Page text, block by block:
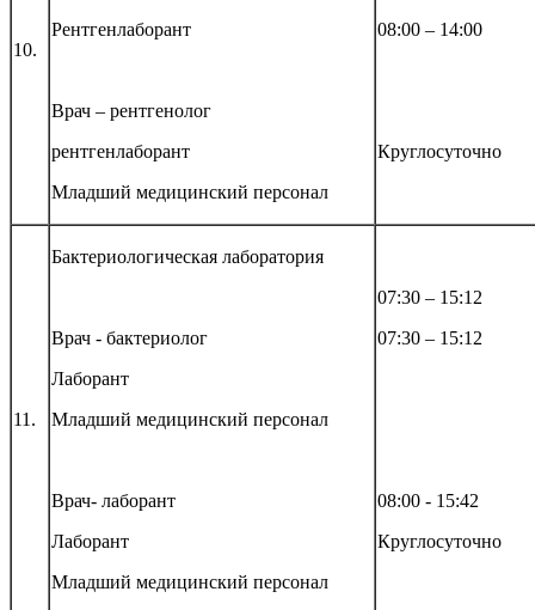
10.
Рентгенлаборант
Врач – рентгенолог
рентгенлаборант
Младший медицинский персонал
08:00 – 14:00
Круглосуточно
11.
Бактериологическая лаборатория
Врач - бактериолог
Лаборант
Младший медицинский персонал
Врач- лаборант
Лаборант
Младший медицинский персонал
07:30 – 15:12
07:30 – 15:12
08:00 - 15:42
Круглосуточно